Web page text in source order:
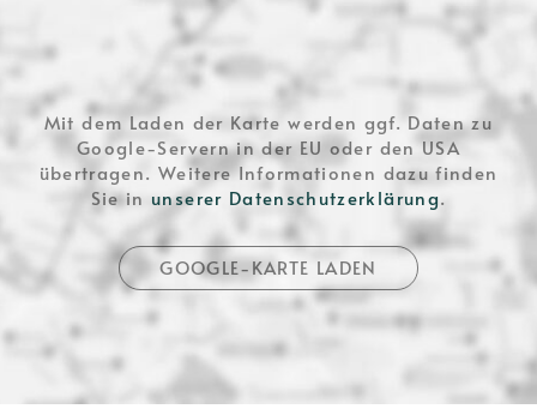
Mit dem Laden der Karte werden ggf. Daten zu
Google-Servern in der EU oder den USA
übertragen. Weitere Informationen dazu finden
Sie in unserer Datenschutzerklärung.
GOOGLE-KARTE LADEN